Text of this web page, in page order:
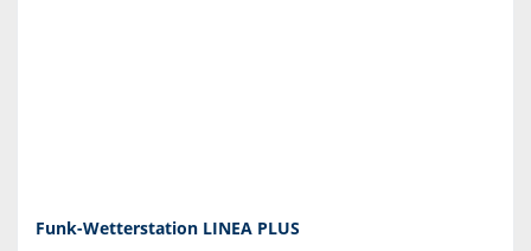
Funk-Wetterstation LINEA PLUS